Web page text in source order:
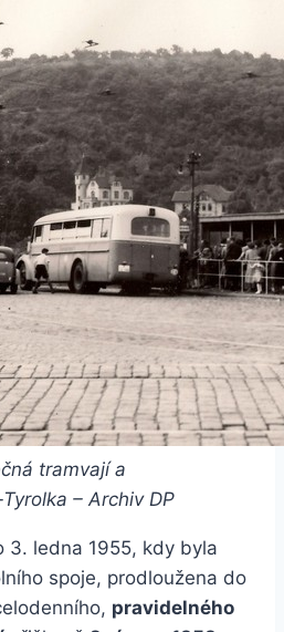
tramvají a
– Archiv DP
3. ledna 1955, kdy byla
spoje, prodloužena do
pravidelného